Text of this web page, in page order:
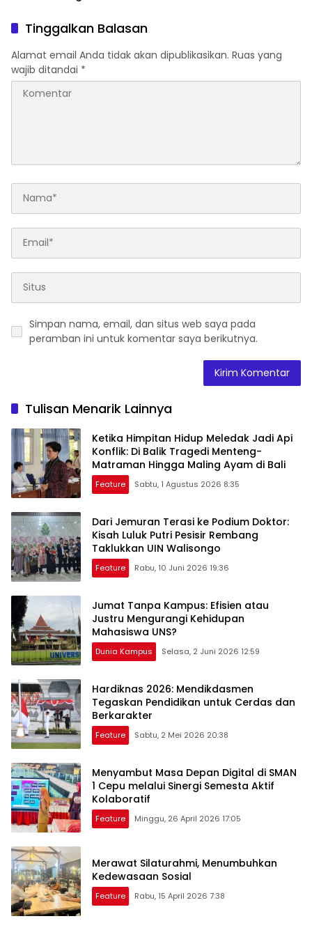
Tinggalkan Balasan
Alamat email Anda tidak akan dipublikasikan. Ruas yang
wajib ditandai *
Simpan nama, email, dan situs web saya pada
peramban ini untuk komentar saya berikutnya.
Tulisan Menarik Lainnya
Ketika Himpitan Hidup Meledak Jadi Api
Konflik: Di Balik Tragedi Menteng-
Matraman Hingga Maling Ayam di Bali
Feature Sabtu, 1 Agustus 2026 8:35
Dari Jemuran Terasi ke Podium Doktor:
Kisah Luluk Putri Pesisir Rembang
Taklukkan UIN Walisongo
Feature Rabu, 10 Juni 2026 19:36
Jumat Tanpa Kampus: Efisien atau
Justru Mengurangi Kehidupan
Mahasiswa UNS?
Dunia Kampus Selasa, 2 Juni 2026 12:59
Hardiknas 2026: Mendikdasmen
Tegaskan Pendidikan untuk Cerdas dan
Berkarakter
Feature Sabtu, 2 Mei 2026 20:38
Menyambut Masa Depan Digital di SMAN
1 Cepu melalui Sinergi Semesta Aktif
Kolaboratif
Feature Minggu, 26 April 2026 17:05
Merawat Silaturahmi, Menumbuhkan
Kedewasaan Sosial
Feature Rabu, 15 April 2026 7:38